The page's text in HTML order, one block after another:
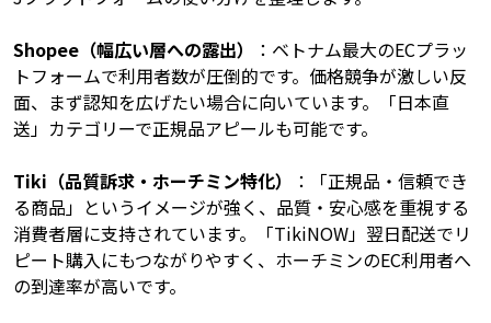
Shopee（幅広い層への露出）
：ベトナム最大のECプラッ
トフォームで利用者数が圧倒的です。価格競争が激しい反
面、まず認知を広げたい場合に向いています。「日本直
送」カテゴリーで正規品アピールも可能です。
Tiki（品質訴求・ホーチミン特化）
：「正規品・信頼でき
る商品」というイメージが強く、品質・安心感を重視する
消費者層に支持されています。「TikiNOW」翌日配送でリ
ピート購入にもつながりやすく、ホーチミンのEC利用者へ
の到達率が高いです。